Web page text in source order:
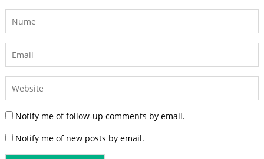
Notify me of follow-up comments by email.
Notify me of new posts by email.